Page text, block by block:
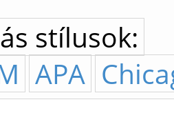
stílusok:
APA